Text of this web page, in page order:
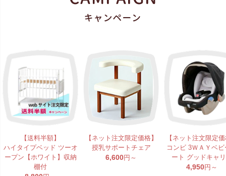
【送料半額】
ハイタイプベッド ツーオ
ープン【ホワイト】収納
棚付
【ネット注文限定価格】
授乳サポートチェア
6,600円～
【ネット注文限定
コンビ 3ＷＡＹベビ
ート グッドキャ
4,950円～